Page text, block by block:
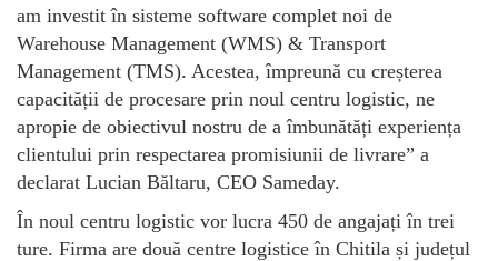
am investit în sisteme software complet noi de
Warehouse Management (WMS) & Transport
Management (TMS). Acestea, împreună cu creșterea
capacității de procesare prin noul centru logistic, ne
apropie de obiectivul nostru de a îmbunătăți experiența
clientului prin respectarea promisiunii de livrare” a
declarat Lucian Băltaru, CEO Sameday.
În noul centru logistic vor lucra 450 de angajați în trei
ture. Firma are două centre logistice în Chitila și județul